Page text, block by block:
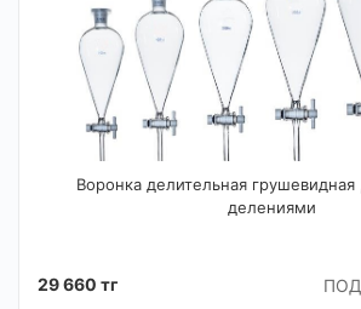
Воронка делительная
делениями
29 660 тг